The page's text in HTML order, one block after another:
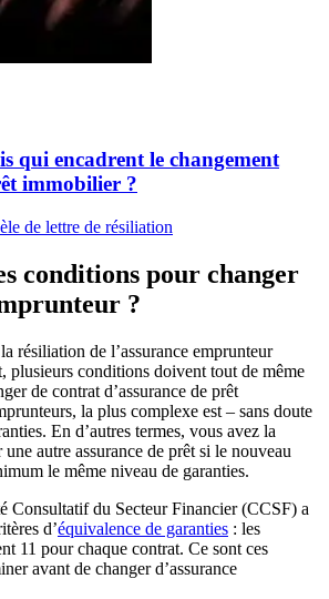
qui encadrent le changement
immobilier ?
de lettre de résiliation
conditions pour changer
?
résiliation de l’assurance emprunteur
plusieurs conditions doivent tout de même
de contrat d’assurance de prêt
la plus complexe est – sans doute
En d’autres termes, vous avez la
autre assurance de prêt si le nouveau
le même niveau de garanties.
Consultatif du Secteur Financier (CCSF) a
d’équivalence de garanties : les
11 pour chaque contrat. Ce sont ces
avant de changer d’assurance